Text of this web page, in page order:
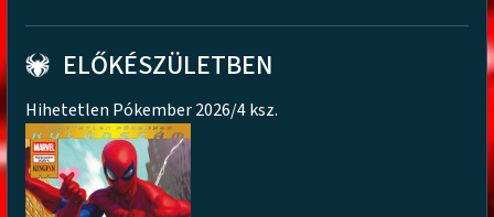
ELŐKÉSZÜLETBEN
Hihetetlen Pókember 2026/4 ksz.